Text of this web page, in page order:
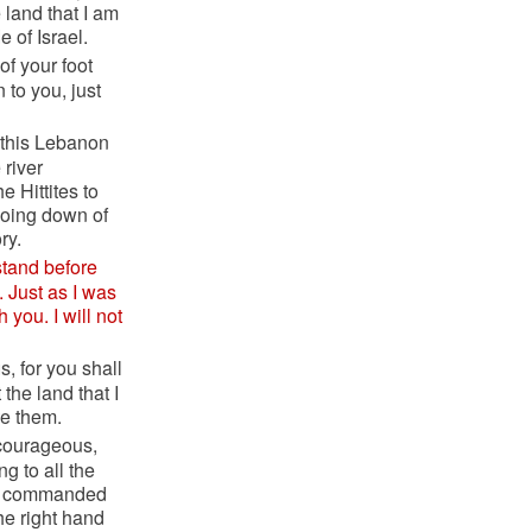
that I am
of Israel.
your foot
to you, just
Lebanon
river
Hittites to
down of
before
Just as I was
you. I will not
for you shall
land that I
them.
to all the
right hand